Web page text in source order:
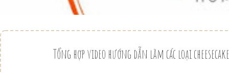
Tổng hợp video hướng dẫn làm các loại